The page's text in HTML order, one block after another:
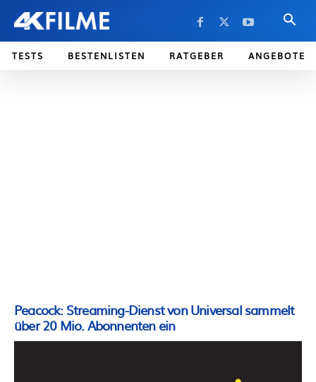
TESTS BESTENLISTEN RATGEBER ANGEBOTE
Peacock: Streaming-Dienst von Universal sammelt
über 20 Mio. Abonnenten ein